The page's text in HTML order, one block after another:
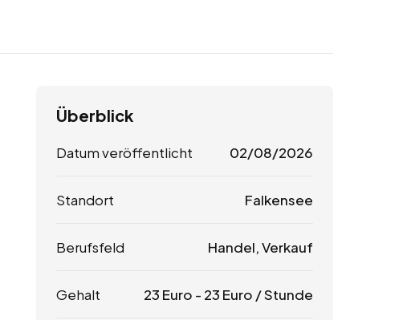
Überblick
Datum veröffentlicht 02/08/2026
Standort Falkensee
Berufsfeld Handel, Verkauf
Gehalt 23 Euro - 23 Euro / Stunde